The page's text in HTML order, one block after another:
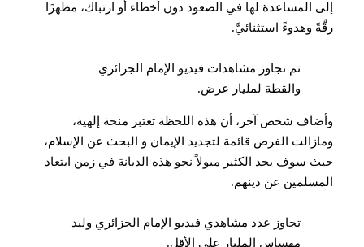
إلى المساعدة لها في الصعود دون أخطاء أو ارتباك، مظهرًا
رقَّةً وهدوءً استثنائيَّ.
تم تجاوز مشاهدات فيديو الإمام الجزائري
والقطة لمليار عرض.
وأضاف شخص آخر، أن هذه اللحظة تعتبر منحة إلهية،
ومازالت الفرص قائمة لتجديد الإيمان و البحث عن الإسلام،
حيث سوف يجد الكثير ميولاً نحو هذه الديانة في زمن ابتعاد
المسلمين عن دينهم.
تجاوز عدد مشاهدي فيديو الإمام الجزائري وليد
مهساس المليار على الأقل.